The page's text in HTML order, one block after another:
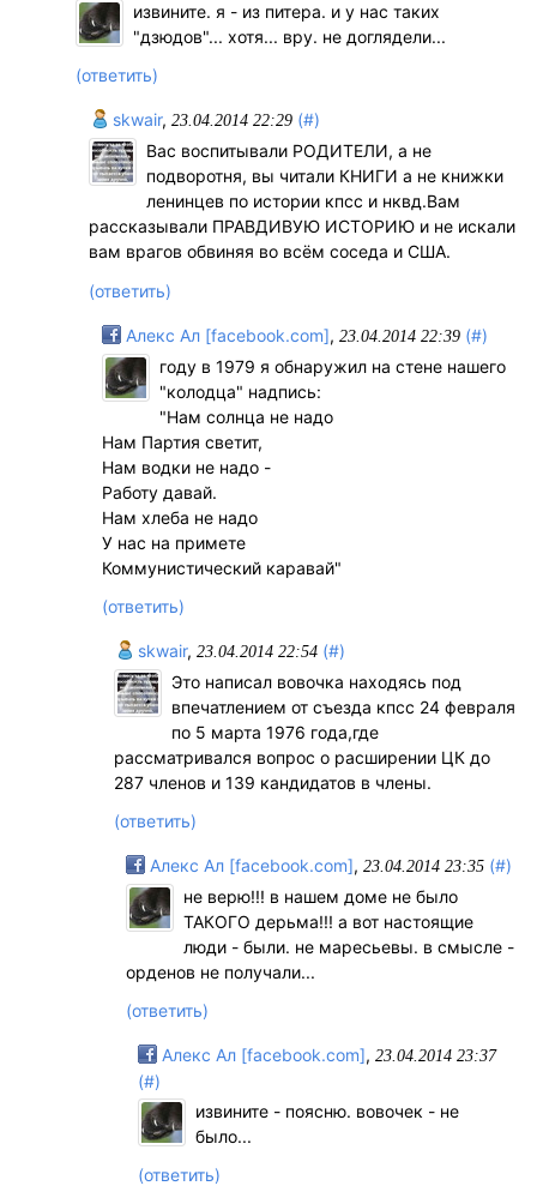
извините. я - из питера. и у нас таких
"дзюдов"... хотя... вру. не доглядели...
(ответить)
skwair,23.04.2014 22:29 (#)
Вас воспитывали РОДИТЕЛИ, а не
подворотня, вы читали КНИГИ а не книжки
ленинцев по истории кпсс и нквд.Вам
рассказывали ПРАВДИВУЮ ИСТОРИЮ и не искали
вам врагов обвиняя во всём соседа и США.
(ответить)
Алекс Ал [facebook.com], 23.04.2014 22:39 (#)
году в 1979 я обнаружил на стене нашего
"колодца" надпись:
"Нам солнца не надо
Нам Партия светит,
Нам водки не надо -
Работу давай.
Нам хлеба не надо
У нас на примете
Коммунистический каравай"
(ответить)
skwair,23.04.2014 22:54 (#)
Это написал вовочка находясь под
впечатлением от съезда кпсс 24 февраля
по 5 марта 1976 года,где
рассматривался вопрос о расширении ЦК до
287 членов и 139 кандидатов в члены.
(ответить)
Алекс Ал [facebook.com],23.04.2014 23:35 (#)
не верю!!! в нашем доме не было
ТАКОГО дерьма!!! а вот настоящие
люди - были. не маресьевы. в смысле -
орденов не получали...
(ответить)
Алекс Ал [facebook.com],23.04.2014 23:37
(#)
извините - поясню. вовочек - не
было...
(ответить)